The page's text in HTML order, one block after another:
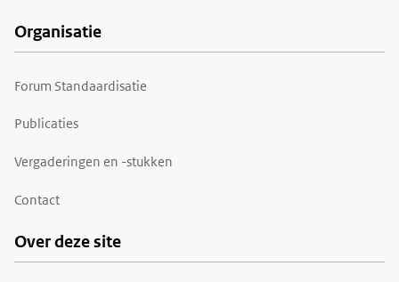
Organisatie
Forum Standaardisatie
Publicaties
Vergaderingen en -stukken
Contact
Over deze site